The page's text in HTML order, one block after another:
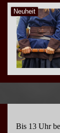
Neuheit
Bis 13 Uhr